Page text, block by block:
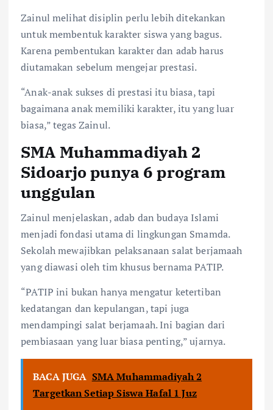
Zainul melihat disiplin perlu lebih ditekankan
untuk membentuk karakter siswa yang bagus.
Karena pembentukan karakter dan adab harus
diutamakan sebelum mengejar prestasi.
“Anak-anak sukses di prestasi itu biasa, tapi
bagaimana anak memiliki karakter, itu yang luar
biasa,” tegas Zainul.
SMA Muhammadiyah 2
Sidoarjo punya 6 program
unggulan
Zainul menjelaskan, adab dan budaya Islami
menjadi fondasi utama di lingkungan Smamda.
Sekolah mewajibkan pelaksanaan salat berjamaah
yang diawasi oleh tim khusus bernama PATIP.
“PATIP ini bukan hanya mengatur ketertiban
kedatangan dan kepulangan, tapi juga
mendampingi salat berjamaah. Ini bagian dari
pembiasaan yang luar biasa penting,” ujarnya.
BACA JUGA SMA Muhammadiyah 2
Targetkan Setiap Siswa Hafal 1 Juz